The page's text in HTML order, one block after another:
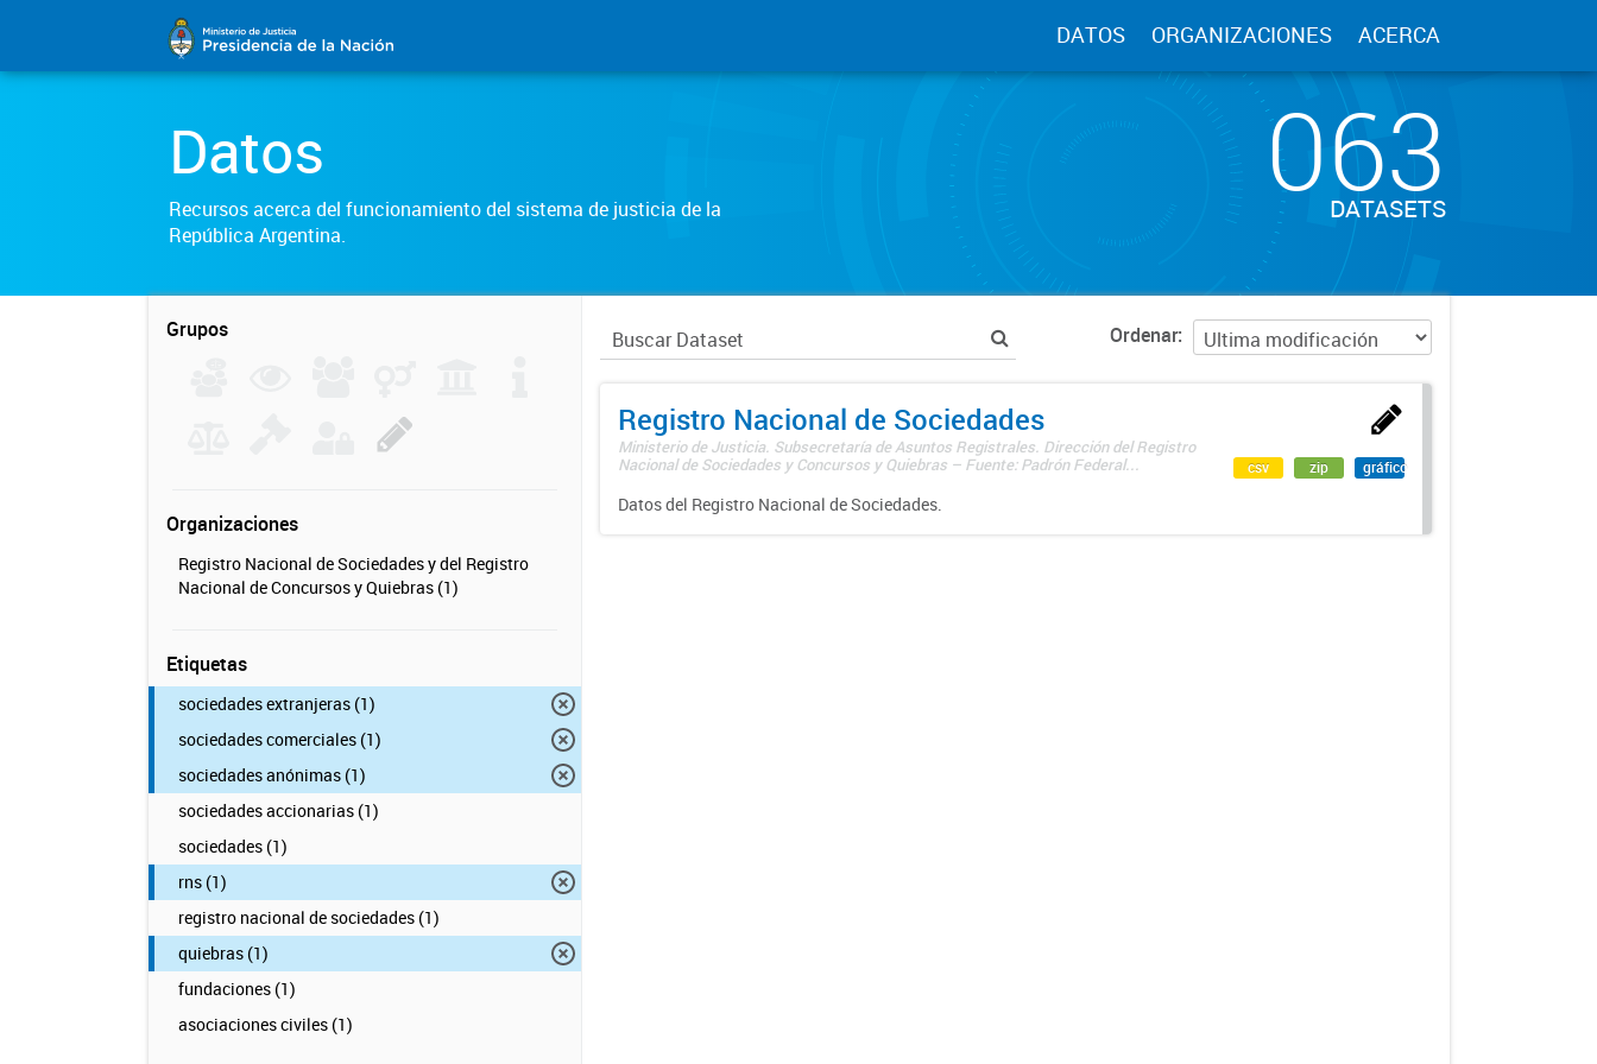
DATOS ORGANIZACIONES ACERCA
Datos
Recursos acerca del funcionamiento del sistema de justicia de la
República Argentina.
063
DATASETS
Grupos
Organizaciones
Registro Nacional de Sociedades y del Registro
Nacional de Concursos y Quiebras (1)
Etiquetas
sociedades extranjeras (1)
sociedades comerciales (1)
sociedades anónimas (1)
sociedades accionarias (1)
sociedades (1)
rns (1)
registro nacional de sociedades (1)
quiebras (1)
fundaciones (1)
asociaciones civiles (1)
Ordenar
Registro Nacional de Sociedades
Ministerio de Justicia. Subsecretaría de Asuntos Registrales. Dirección del Registro
Nacional de Sociedades y Concursos y Quiebras – Fuente: Padrón Federal...
Datos del Registro Nacional de Sociedades.
csv zip gráfico